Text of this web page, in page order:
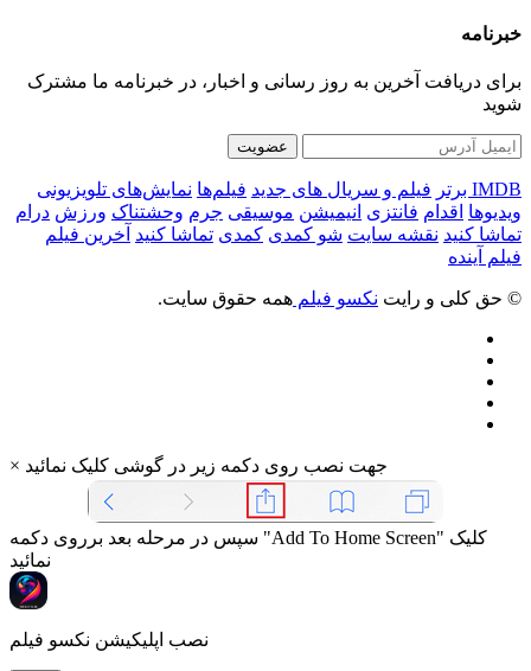
خبرنامه
برای دریافت آخرین به روز رسانی و اخبار، در خبرنامه ما مشترک
شوید
عضویت
IMDB برتر فیلم و سریال های جدید فیلم‌ها نمایش‌های تلویزیونی
ویدیوها اقدام فانتزی انیمیشن موسیقی جرم وحشتناک ورزش درام
تماشا کنید نقشه سایت شو کمدی کمدی تماشا کنید آخرین فیلم
فیلم آینده
© حق کلی و رایت نکسو فیلم همه حقوق سایت.
× جهت نصب روی دکمه زیر در گوشی کلیک نمائید
سپس در مرحله بعد برروی دکمه "Add To Home Screen" کلیک
نمائید
نصب اپلیکیشن نکسو فیلم